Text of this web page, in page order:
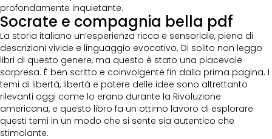
profondamente inquietante.
Socrate e compagnia bella pdf
La storia italiano un’esperienza ricca e sensoriale, piena di
descrizioni vivide e linguaggio evocativo. Di solito non leggo
libri di questo genere, ma questo è stato una piacevole
sorpresa. È ben scritto e coinvolgente fin dalla prima pagina. I
temi di libertà, libertà e potere delle idee sono altrettanto
rilevanti oggi come lo erano durante la Rivoluzione
americana, e questo libro fa un ottimo lavoro di esplorare
questi temi in un modo che si sente sia autentico che
stimolante.